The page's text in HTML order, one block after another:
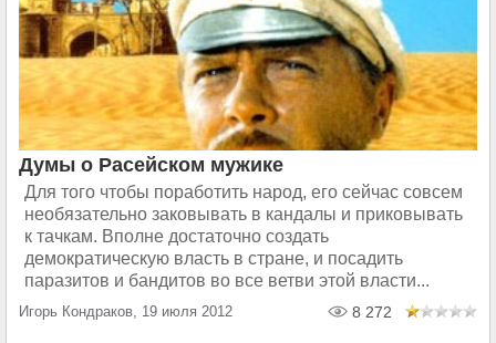
Думы о Расейском мужике
Для того чтобы поработить народ, его сейчас совсем
необязательно заковывать в кандалы и приковывать
к тачкам. Вполне достаточно создать
демократическую власть в стране, и посадить
паразитов и бандитов во все ветви этой власти...
Игорь Кондраков, 19 июля 2012 8 272